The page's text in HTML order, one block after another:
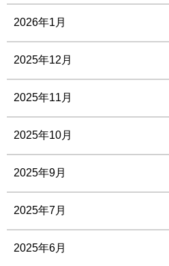
2026年1月
2025年12月
2025年11月
2025年10月
2025年9月
2025年7月
2025年6月